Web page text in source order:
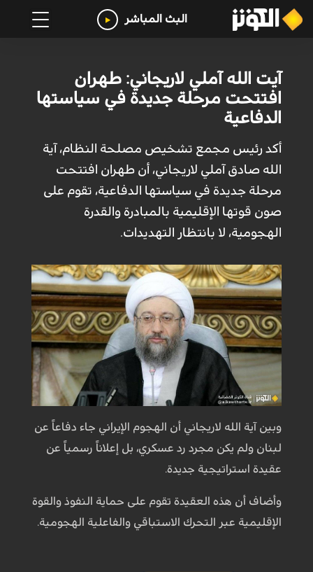
البث المباشر
آيت الله آملي لاريجاني: طهران
افتتحت مرحلة جديدة في سياستها
الدفاعية
أكد رئيس مجمع تشخيص مصلحة النظام، آية
الله صادق آملي لاريجاني، أن طهران افتتحت
مرحلة جديدة في سياستها الدفاعية، تقوم على
صون قوتها الإقليمية بالمبادرة والقدرة
الهجومية، لا بانتظار التهديدات.
وبين آية الله لاريجاني أن الهجوم الإيراني جاء دفاعاً عن
لبنان ولم يكن مجرد رد عسكري، بل إعلاناً رسمياً عن
عقيدة استراتيجية جديدة.
وأضاف أن هذه العقيدة تقوم على حماية النفوذ والقوة
الإقليمية عبر التحرك الاستباقي والفاعلية الهجومية.